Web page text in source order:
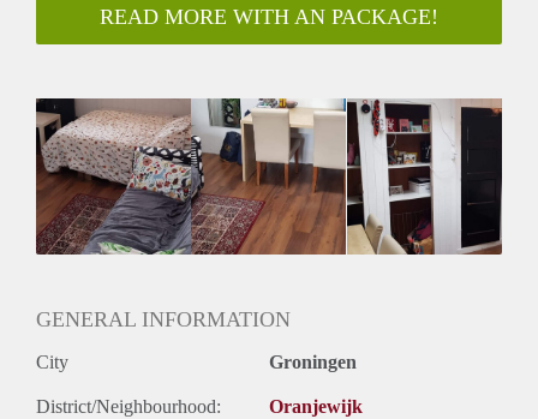
bergruimte.
De twee huisgenoten zijn super gezellig en zijn altijd in voor
balkon aan de keuken waar je lekker kan zitten in de zomer.
Zernike is op een kleine 10 minuten fietsen, het centrum op 5
minuten.
We hebben geen vaste huisavond, maar als het uitkomt eten
we wel samen. Kom gezellig een avondje bier/wijn drinken
zodat we je beter kunnen leren kennen!
READ MORE WITH AN PACKAGE!
GENERAL INFORMATION
City Groningen
District/Neighbourhood: Oranjewijk